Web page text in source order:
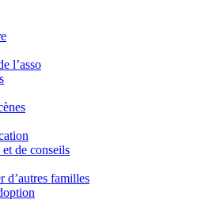
l’asso
et de conseils
d’autres familles